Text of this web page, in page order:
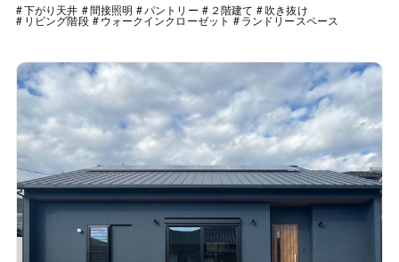
下がり天井
間接照明 パントリー ２階建て 吹き抜け
リビング階段 ウォークインクローゼット ランドリースペース